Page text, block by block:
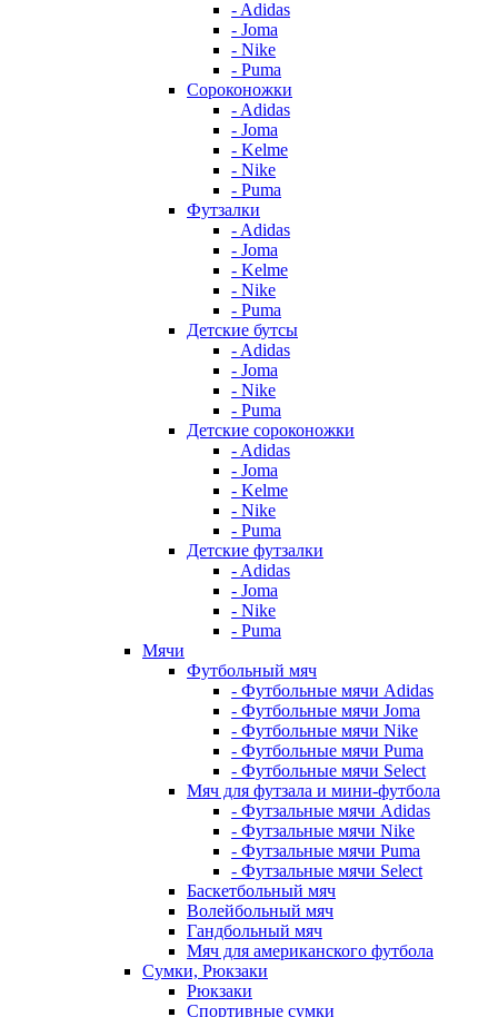
- Adidas
- Joma
- Nike
- Puma
Сороконожки
- Adidas
- Joma
- Kelme
- Nike
- Puma
Футзалки
- Adidas
- Joma
- Kelme
- Nike
- Puma
Детские бутсы
- Adidas
- Joma
- Nike
- Puma
Детские сороконожки
- Adidas
- Joma
- Kelme
- Nike
- Puma
Детские футзалки
- Adidas
- Joma
- Nike
- Puma
Мячи
Футбольный мяч
- Футбольные мячи Adidas
- Футбольные мячи Joma
- Футбольные мячи Nike
- Футбольные мячи Puma
- Футбольные мячи Select
Мяч для футзала и мини-футбола
- Футзальные мячи Adidas
- Футзальные мячи Nike
- Футзальные мячи Puma
- Футзальные мячи Select
Баскетбольный мяч
Волейбольный мяч
Гандбольный мяч
Мяч для американского футбола
Сумки, Рюкзаки
Рюкзаки
Спортивные сумки